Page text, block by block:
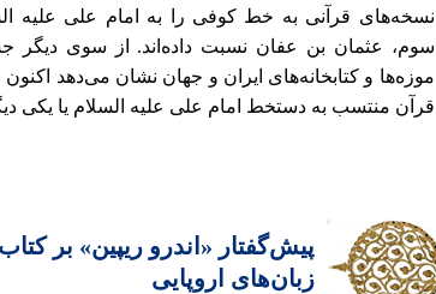
نسخه‌های قرآنی به خط کوفی را به امام علی علیه
سوم، عثمان بن عفان نسبت داده‌اند. از سوی
قرآن منتسب به دستخط امام علی علیه السلام یا یکی
پيش‌گفتار «اندرو ريپين» بر
زبان‌های اروپايی